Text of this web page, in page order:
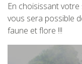
En choisissant
vous sera possible
faune et flore !!!